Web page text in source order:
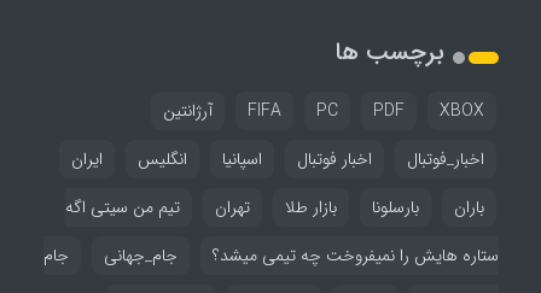
برچسب ها
FIFA PC PDF XBOX
آرژانتین
اخبار_فوتبال
اخبار فوتبال اسپانیا انگلیس
ایران
باران
بارسلونا بازار طلا تهران
تیم من سیتی اگه
ستاره هایش را نمیفروخت چه تیمی میشد؟
جام_جهانی
جام